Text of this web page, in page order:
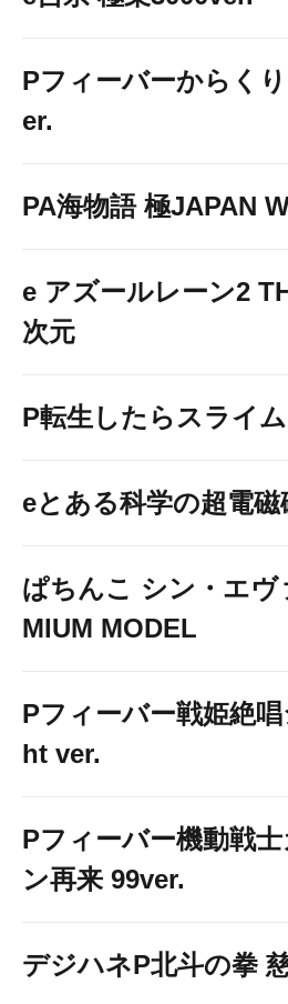
Pフィーバーからく
er.
PA海物語 極JAPAN
e アズールレーン2
次元
P転生したらスライ
eとある科学の超電
ぱちんこ シン・エ
MIUM MODEL
Pフィーバー戦姫絶
ht ver.
Pフィーバー機動戦
ン再来 99ver.
デジハネP北斗の拳